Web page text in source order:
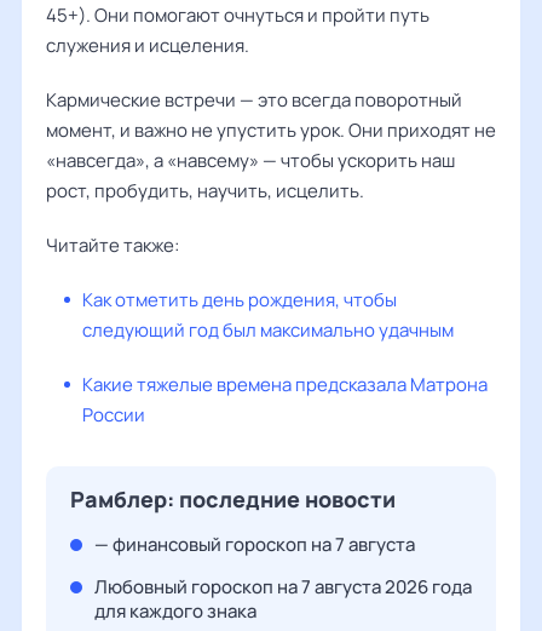
45+). Они помогают очнуться и пройти путь
служения и исцеления.
Кармические встречи — это всегда поворотный
момент, и важно не упустить урок. Они приходят не
«навсегда», а «навсему» — чтобы ускорить наш
рост, пробудить, научить, исцелить.
Читайте также:
Как отметить день рождения, чтобы
следующий год был максимально удачным
Какие тяжелые времена предсказала Матрона
России
Рамблер: последние новости
— финансовый гороскоп на 7 августа
Любовный гороскоп на 7 августа 2026 года
для каждого знака